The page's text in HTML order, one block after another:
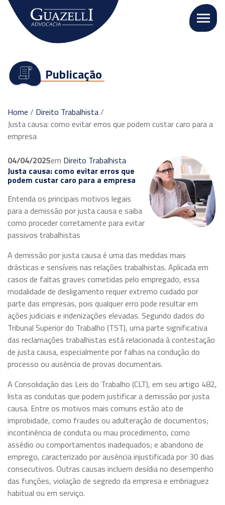
Publicação
Home / Direito Trabalhista/
Justa causa: como evitar erros que podem custar caro para a
empresa
04/04/2025em Direito Trabalhista
Justa causa: como evitar erros que
podem custar caro para a empresa
Entenda os principais motivos legais
para a demissão por justa causa e saiba
como proceder corretamente para evitar
passivos trabalhistas
A demissão por justa causa é uma das medidas mais
drásticas e sensíveis nas relações trabalhistas. Aplicada em
casos de faltas graves cometidas pelo empregado, essa
modalidade de desligamento requer extremo cuidado por
parte das empresas, pois qualquer erro pode resultar em
ações judiciais e indenizações elevadas. Segundo dados do
Tribunal Superior do Trabalho (TST), uma parte significativa
das reclamações trabalhistas está relacionada à contestação
de justa causa, especialmente por falhas na condução do
processo ou ausência de provas documentais.
A Consolidação das Leis do Trabalho (CLT), em seu artigo 482,
lista as condutas que podem justificar a demissão por justa
causa. Entre os motivos mais comuns estão ato de
improbidade, como fraudes ou adulteração de documentos;
incontinência de conduta ou mau procedimento, como
assédio ou comportamentos inadequados; e abandono de
emprego, caracterizado por ausência injustificada por 30 dias
consecutivos. Outras causas incluem desídia no desempenho
das funções, violação de segredo da empresa e embriaguez
habitual ou em serviço.